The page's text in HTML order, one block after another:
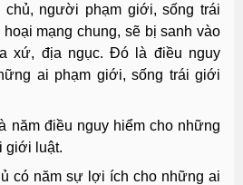
chủ, người phạm giới, sống trái
mạng chung, sẽ bị sanh vào
xứ, địa ngục. Ðó là điều nguy
ai phạm giới, sống trái giới
năm điều nguy hiểm cho những
giới luật.
có năm sự lợi ích cho những ai